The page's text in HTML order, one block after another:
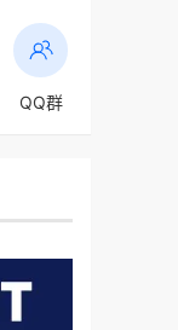
QQ群